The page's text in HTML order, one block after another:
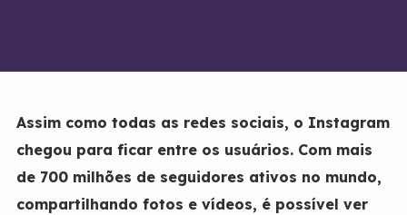
Assim como todas as redes sociais, o Instagram
chegou para ficar entre os usuários. Com mais
de 700 milhões de seguidores ativos no mundo,
compartilhando fotos e vídeos, é possível ver